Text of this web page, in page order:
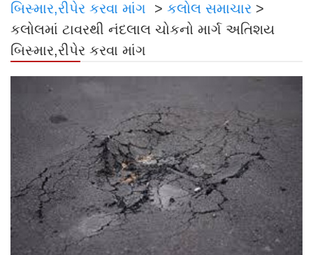
બિસ્માર,રીપેર કરવા માંગ
> કલોલ સમાચાર >
કલોલમાં ટાવરથી નંદલાલ ચોકનો માર્ગ અતિશય
બિસ્માર,રીપેર કરવા માંગ